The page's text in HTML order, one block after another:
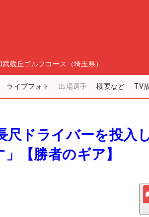
武蔵丘ゴルフコース（埼玉県）
ライブフォト 出場選手 概要など TV
尺ドライバーを投入
【勝者のギア】